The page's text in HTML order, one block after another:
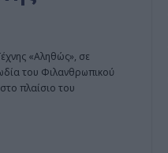
«Αληθώς», σε
του Φιλανθρωπικού
πλαίσιο του